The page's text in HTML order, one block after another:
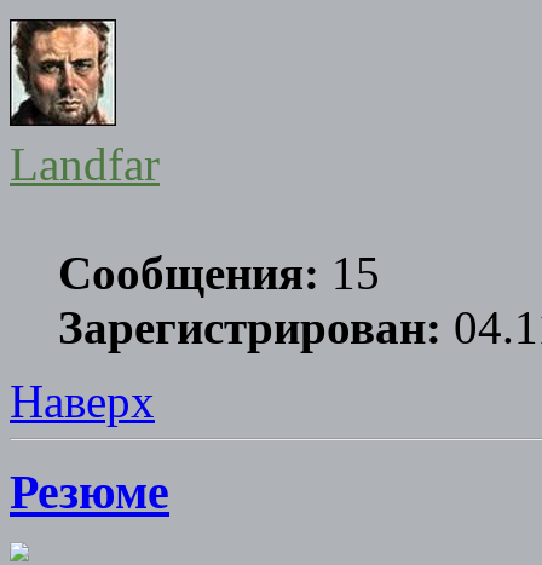
Landfar
Сообщения: 15
Зарегистрирован:
Наверх
Резюме